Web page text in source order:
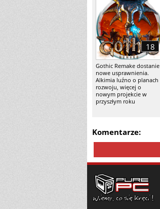
Gothic Remake dostanie
nowe usprawnienia.
Alkimia luźno o planach
rozwoju, więcej o
nowym projekcie w
przyszłym roku
18
Komentarze: